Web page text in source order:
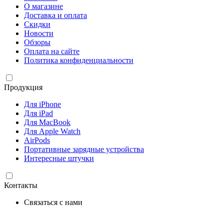
О магазине
Доставка и оплата
Скидки
Новости
Обзоры
Оплата на сайте
Политика конфиденциальности
Продукция
Для iPhone
Для iPad
Для MacBook
Для Apple Watch
AirPods
Портативные зарядные устройства
Интересные штучки
Контакты
Связаться с нами